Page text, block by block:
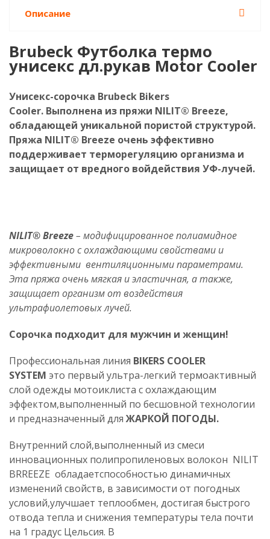
Описание
Brubeck Футболка термо
унисекс дл.рукав Motor Cooler
Унисекс-сорочка Brubeck Bikers
Cooler. Выполнена из пряжи NILIT® Breeze,
обладающей уникальной пористой структурой.
Пряжа NILIT® Breeze очень эффективно
поддерживает терморегуляцию организма и
защищает от вредного войдействия УФ-лучей.
NILIT®Breeze– модифицированное полиамидное
микроволокно с охлаждающими свойствами и
эффективными вентиляционными параметрами.
Эта пряжа очень мягкая и эластичная, а также,
защищает организм от воздействия
ультрафиолетовых лучей.
Сорочка подходит для мужчин и женщин!
Профессиональная линия BIKERS COOLER
SYSTEM это первый ультра-легкий термоактивный
слой одежды мотоиклиста с охлаждающим
эффектом,выполненный по бесшовной технологии
и предназначенный для ЖАРКОЙ ПОГОДЫ.
Внутренний слой,выполненный из смеси
инновационных полипропиленовых волокон NILIT
BRREEZE обладаетспособностью динамичных
изменений свойств, в зависимости от погодных
условий,улучшает теплообмен, достигая быстрого
отвода тепла и снижения температуры тела почти
на 1 градус Цельсия. В